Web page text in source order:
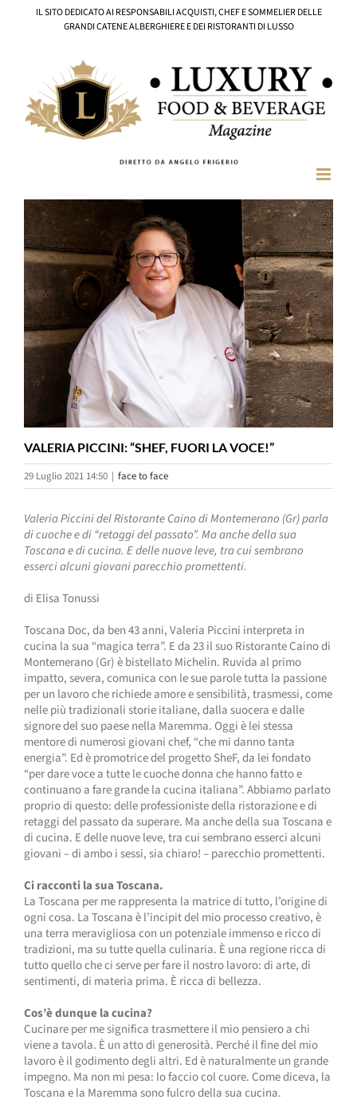
IL SITO DEDICATO AI RESPONSABILI ACQUISTI, CHEF E SOMMELIER DELLE
GRANDI CATENE ALBERGHIERE E DEI RISTORANTI DI LUSSO
Ingrandisci
immagine
VALERIA PICCINI: “SHEF, FUORI LA VOCE!”
29 Luglio 2021 14:50 | face to face
Valeria Piccini del Ristorante Caino di Montemerano (Gr) parla
di cuoche e di “retaggi del passato”. Ma anche della sua
Toscana e di cucina. E delle nuove leve, tra cui sembrano
esserci alcuni giovani parecchio promettenti.
di Elisa Tonussi
Toscana Doc, da ben 43 anni, Valeria Piccini interpreta in
cucina la sua “magica terra”. E da 23 il suo Ristorante Caino di
Montemerano (Gr) è bistellato Michelin. Ruvida al primo
impatto, severa, comunica con le sue parole tutta la passione
per un lavoro che richiede amore e sensibilità, trasmessi, come
nelle più tradizionali storie italiane, dalla suocera e dalle
signore del suo paese nella Maremma. Oggi è lei stessa
mentore di numerosi giovani chef, “che mi danno tanta
energia”. Ed è promotrice del progetto SheF, da lei fondato
“per dare voce a tutte le cuoche donna che hanno fatto e
continuano a fare grande la cucina italiana”. Abbiamo parlato
proprio di questo: delle professioniste della ristorazione e di
retaggi del passato da superare. Ma anche della sua Toscana e
di cucina. E delle nuove leve, tra cui sembrano esserci alcuni
giovani – di ambo i sessi, sia chiaro! – parecchio promettenti.
Ci racconti la sua Toscana.
La Toscana per me rappresenta la matrice di tutto, l’origine di
ogni cosa. La Toscana è l’incipit del mio processo creativo, è
una terra meravigliosa con un potenziale immenso e ricco di
tradizioni, ma su tutte quella culinaria. È una regione ricca di
tutto quello che ci serve per fare il nostro lavoro: di arte, di
sentimenti, di materia prima. È ricca di bellezza.
Cos’è dunque la cucina?
Cucinare per me significa trasmettere il mio pensiero a chi
viene a tavola. È un atto di generosità. Perché il fine del mio
lavoro è il godimento degli altri. Ed è naturalmente un grande
impegno. Ma non mi pesa: lo faccio col cuore. Come diceva, la
Toscana e la Maremma sono fulcro della sua cucina.